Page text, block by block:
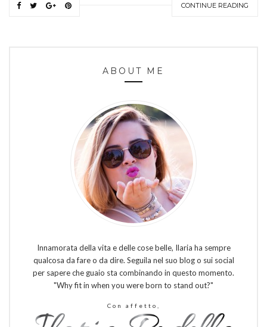
CONTINUE READING
ABOUT ME
Innamorata della vita e delle cose belle, Ilaria ha sempre
qualcosa da fare o da dire. Seguila nel suo blog o sui social
per sapere che guaio sta combinando in questo momento.
"Why fit in when you were born to stand out?"
Con affetto,